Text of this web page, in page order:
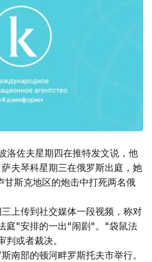
洛佐夫星期四在推特发文说，他
夫琴科星期三在俄罗斯出庭，她
斯克地区的炮击中打死两名俄
上传到社交媒体一段视频，称对
庭"安排的一出"闹剧"。"袋鼠法
或者裁决。
南部的顿河畔罗斯托夫市举行。